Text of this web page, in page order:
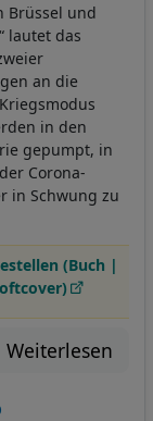
Brüssel und
lautet das
an die
in den
gepumpt, in
Corona-
in Schwung zu
(Buch |
Weiterlesen